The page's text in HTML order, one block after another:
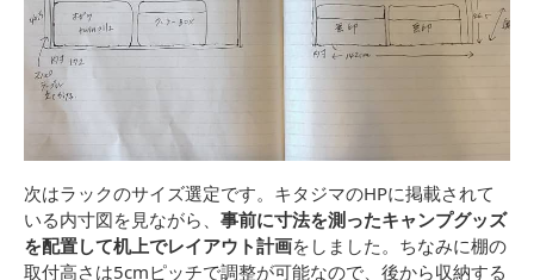
次はラックのサイズ選定です。キタジマのHPに掲載されて
いる内寸図を見ながら、 事前に寸法を測ったキャンプグッズ
を配置して机上でレイアウト計画をしました。ちなみに棚の
取付高さは5cmピッチで調整が可能なので、後から収納する